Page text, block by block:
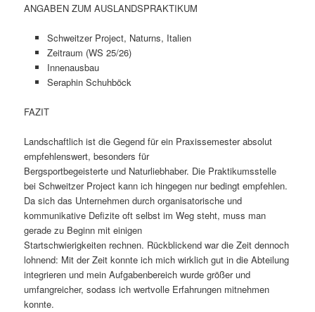
ANGABEN ZUM AUSLANDSPRAKTIKUM
Schweitzer Project, Naturns, Italien
Zeitraum (WS 25/26)
Innenausbau
Seraphin Schuhböck
FAZIT
Landschaftlich ist die Gegend für ein Praxissemester absolut
empfehlenswert, besonders für
Bergsportbegeisterte und Naturliebhaber. Die Praktikumsstelle
bei Schweitzer Project kann ich hingegen nur bedingt empfehlen.
Da sich das Unternehmen durch organisatorische und
kommunikative Defizite oft selbst im Weg steht, muss man
gerade zu Beginn mit einigen
Startschwierigkeiten rechnen. Rückblickend war die Zeit dennoch
lohnend: Mit der Zeit konnte ich mich wirklich gut in die Abteilung
integrieren und mein Aufgabenbereich wurde größer und
umfangreicher, sodass ich wertvolle Erfahrungen mitnehmen
konnte.